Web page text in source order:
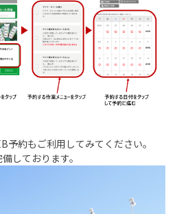
予約もご利用してみてください。
しております。